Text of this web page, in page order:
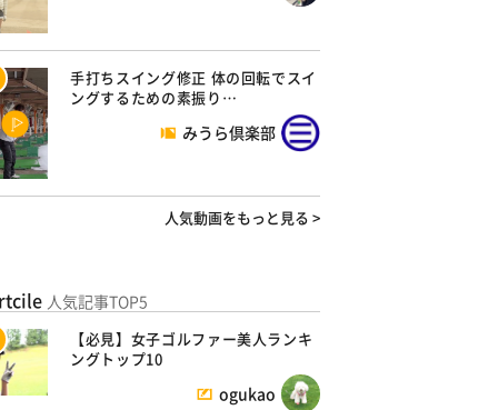
手打ちスイング修正 体の回転でスイ
ングするための素振り…
みうら倶楽部
人気動画をもっと見る >
人気記事TOP5
【必見】女子ゴルファー美人ランキ
ングトップ10
ogukao